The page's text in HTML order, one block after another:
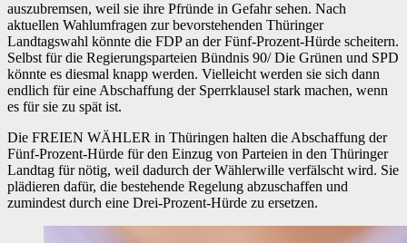
auszubremsen, weil sie ihre Pfründe in Gefahr sehen. Nach
aktuellen Wahlumfragen zur bevorstehenden Thüringer
Landtagswahl könnte die FDP an der Fünf-Prozent-Hürde scheitern.
Selbst für die Regierungsparteien Bündnis 90/ Die Grünen und SPD
könnte es diesmal knapp werden. Vielleicht werden sie sich dann
endlich für eine Abschaffung der Sperrklausel stark machen, wenn
es für sie zu spät ist.
Die FREIEN WÄHLER in Thüringen halten die Abschaffung der
Fünf-Prozent-Hürde für den Einzug von Parteien in den Thüringer
Landtag für nötig, weil dadurch der Wählerwille verfälscht wird. Sie
plädieren dafür, die bestehende Regelung abzuschaffen und
zumindest durch eine Drei-Prozent-Hürde zu ersetzen.